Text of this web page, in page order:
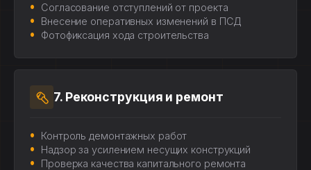
Согласование отступлений от проекта
Внесение оперативных изменений в ПСД
Фотофиксация хода строительства
7. Реконструкция и ремонт
Контроль демонтажных работ
Надзор за усилением несущих конструкций
Проверка качества капитального ремонта